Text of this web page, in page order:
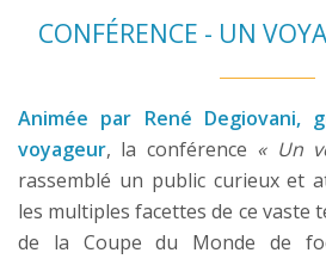
CONFÉRENCE - UN
Animée par René Degiovani,
voyageur, la conférence « Un
rassemblé un public curieux et
les multiples facettes de ce vaste
de la Coupe du Monde de